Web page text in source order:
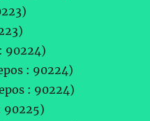
90224)
: 90224)
: 90224)
90225)